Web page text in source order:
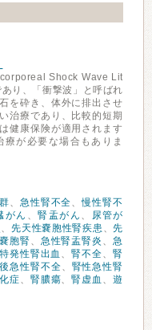
Shock Wave Lit
り、「衝撃波」と呼ばれ
を砕き、体外に排出させ
治療であり、比較的短期
健康保険が適用されます
が必要な場合もありま
、 急性腎不全、慢性腎不
がん 、腎盂がん 、
尿管が
、先天性嚢胞性腎疾患 、先
胞腎、 急性腎盂腎炎 、急
特発性腎出血 、腎不全、腎
急性腎不全、 腎性急性腎
症、 腎膿瘍、腎虚血 、遊